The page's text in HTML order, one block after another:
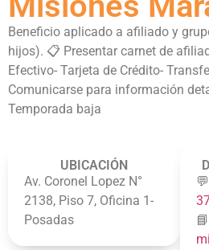
Beneficio aplicado a afiliado y
hijos). 📋 Presentar carnet de
Efectivo- Tarjeta de Crédito-
Comunicarse para información
Temporada baja
UBICACIÓN
Av. Coronel Lopez N°
2138, Piso 7, Oficina 1-
Posadas